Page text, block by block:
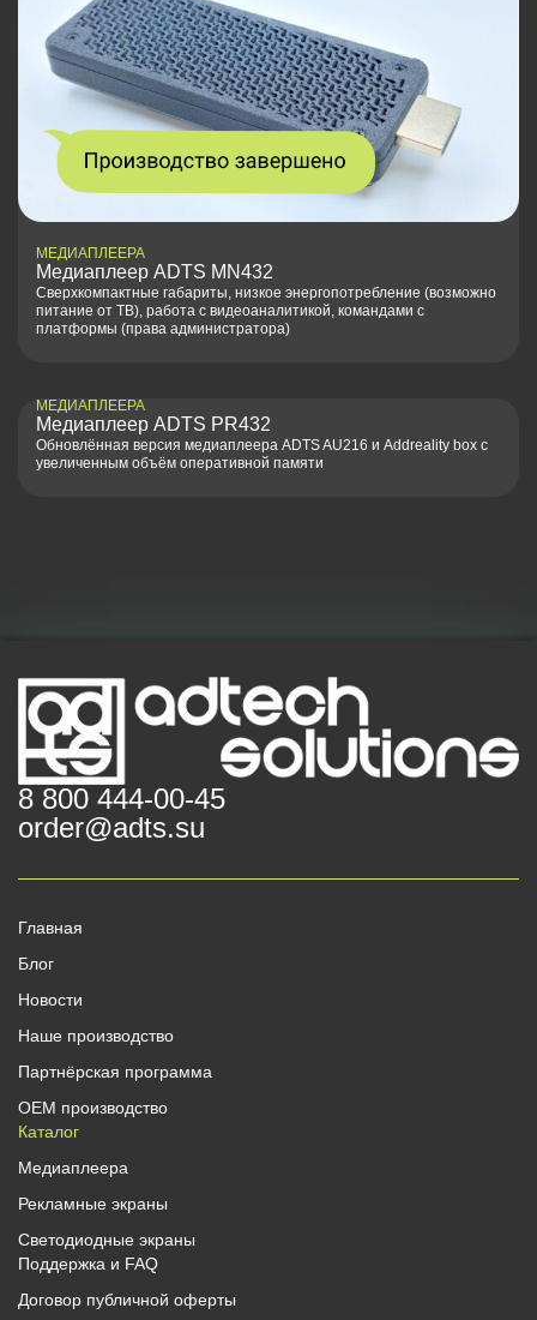
МЕДИАПЛЕЕРА
Медиаплеер ADTS MN432
Сверхкомпактные габариты, низкое энергопотребление (возможно
питание от ТВ), работа с видеоаналитикой, командами с
платформы (права администратора)
МЕДИАПЛЕЕРА
Медиаплеер ADTS PR432
Обновлённая версия медиаплеера ADTS AU216 и Addreality box c
увеличенным объём оперативной памяти
8 800 444-00-45
order@adts.su
Главная
Блог
Новости
Наше производство
Партнёрская программа
OEM производство
Каталог
Медиаплеера
Рекламные экраны
Светодиодные экраны
Поддержка и FAQ
Договор публичной оферты